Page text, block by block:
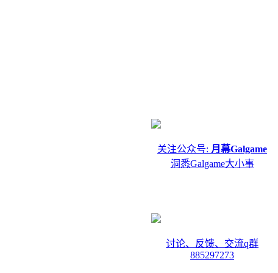
关注公众号: 月幕Galgame
洞悉Galgame大小事
讨论、反馈、交流q群
885297273